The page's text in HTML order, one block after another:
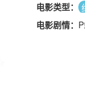
电影类型：
电影剧情：